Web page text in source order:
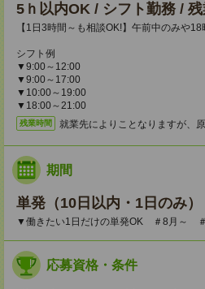
5ｈ以内OK / シフト勤務 /
【1日3時間～も相談OK!】午前中のみや
シフト例
▼9:00～12:00
▼9:00～17:00
▼10:00～19:00
▼18:00～21:00
残業時間 就業先によりことなりますが、
期間
単発（10日以内・1日のみ）
▼働きたい1日だけの単発OK ＃8月～
応募資格・条件